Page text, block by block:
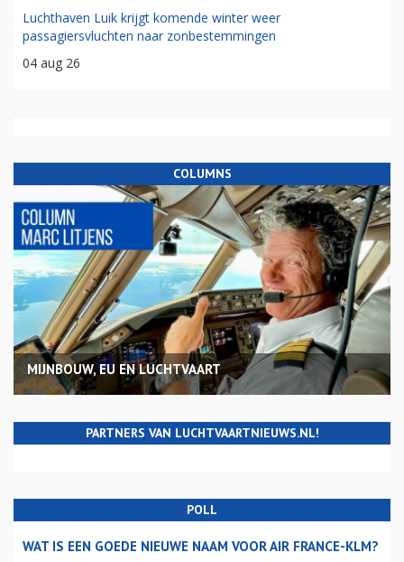
Luchthaven Luik krijgt komende winter weer
passagiersvluchten naar zonbestemmingen
04 aug 26
COLUMNS
MIJNBOUW, EU EN LUCHTVAART
PARTNERS VAN LUCHTVAARTNIEUWS.NL!
POLL
WAT IS EEN GOEDE NIEUWE NAAM VOOR AIR FRANCE-KLM?